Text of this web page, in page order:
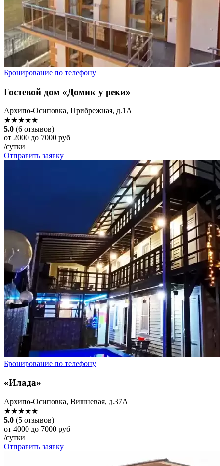
Бронирование по телефону
Гостевой дом «Домик у реки»
Архипо-Осиповка, Прибрежная, д.1А
★★★★★
5.0 (6 отзывов)
от 2000 до 7000 руб
/сутки
Отправить заявку
Бронирование по телефону
«Илада»
Архипо-Осиповка, Вишневая, д.37А
★★★★★
5.0 (5 отзывов)
от 4000 до 7000 руб
/сутки
Отправить заявку